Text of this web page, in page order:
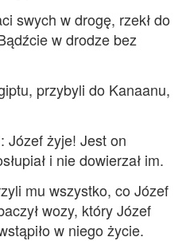
swych w drogę, rzekł do
w drodze bez
przybyli do Kanaanu,
Józef żyje! Jest on
i nie dowierzał im.
mu wszystko, co Józef
wozy, który Józef
w niego życie.